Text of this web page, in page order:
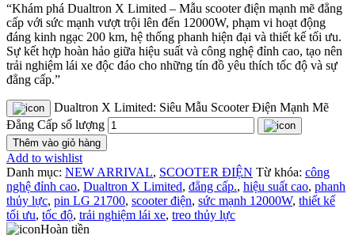
“Khám phá Dualtron X Limited – Mẫu scooter điện mạnh mẽ đẳng
cấp với sức mạnh vượt trội lên đến 12000W, phạm vi hoạt động
đáng kinh ngạc 200 km, hệ thống phanh hiện đại và thiết kế tối ưu.
Sự kết hợp hoàn hảo giữa hiệu suất và công nghệ đỉnh cao, tạo nên
trải nghiệm lái xe độc đáo cho những tín đồ yêu thích tốc độ và sự
đẳng cấp.”
Dualtron X Limited: Siêu Mẫu Scooter Điện Mạnh Mẽ
Đẳng Cấp số lượng
Thêm vào giỏ hàng
Add to wishlist
Danh mục: NEW ARRIVAL, SCOOTER ĐIỆN Từ khóa: công
nghệ đỉnh cao, Dualtron X Limited, đẳng cấp., hiệu suất cao, phanh
thủy lực, pin LG 21700, scooter điện, sức mạnh 12000W, thiết kế
tối ưu, tốc độ, trải nghiệm lái xe, treo thủy lực
Hoàn tiền